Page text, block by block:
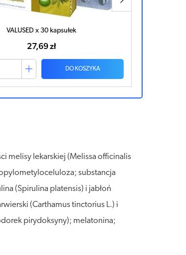
VALUSED x 30 kapsułek
27,69 zł
DO KOSZYKA
melisy lekarskiej (Melissa officinalis
substancja
(Spirulina platensis) i jabłoń
(Carthamus tinctorius L.) i
pirydoksyny); melatonina;